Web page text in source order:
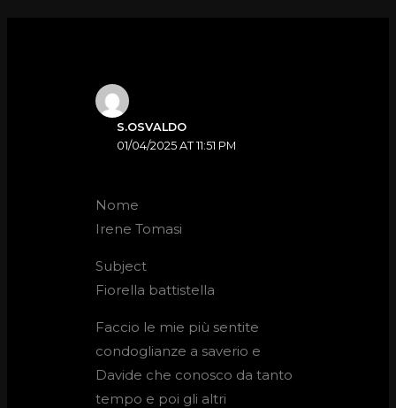
S.OSVALDO
01/04/2025 AT 11:51 PM
Nome
Irene Tomasi
Subject
Fiorella battistella
Faccio le mie più sentite
condoglianze a saverio e
Davide che conosco da tanto
tempo e poi gli altri